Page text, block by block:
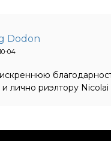
Dodon
04
и лично риэлтору Nicolai
Моя ситуация